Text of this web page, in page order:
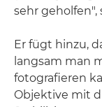
sehr geholfen",
Er fügt hinzu,
langsam man
fotografieren
Objektive mit